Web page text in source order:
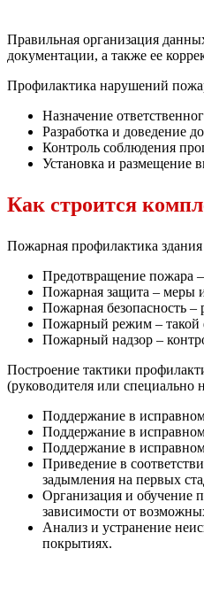
Правильная организация
документации, а также ее
Профилактика нарушений
Назначение
Разработка и доведение
Контроль соблюдения
Установка и размещение
Как строится
Пожарная профилактика
Предотвращение пожара
Пожарная защита – меры
Пожарная безопасность
Пожарный режим – такой
Пожарный надзор –
Построение тактики
(руководителя или специально
Поддержание в
Поддержание в
Поддержание в
Приведение в
задымления на первых
Организация и обучение
зависимости от
Анализ и устранение
покрытиях.